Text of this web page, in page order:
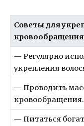
Советы для
— Регулярно
укрепления
— Проводить
кровообращения.
— Питаться